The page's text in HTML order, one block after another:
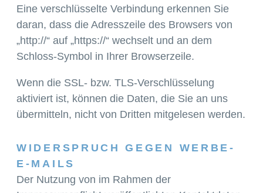
Eine verschlüsselte Verbindung erkennen Sie
daran, dass die Adresszeile des Browsers von
„http://“ auf „https://“ wechselt und an dem
Schloss-Symbol in Ihrer Browserzeile.
Wenn die SSL- bzw. TLS-Verschlüsselung
aktiviert ist, können die Daten, die Sie an uns
übermitteln, nicht von Dritten mitgelesen werden.
WIDERSPRUCH GEGEN WERBE-
E-MAILS
Der Nutzung von im Rahmen der